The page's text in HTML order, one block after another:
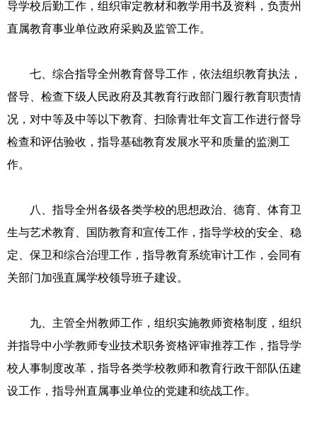
导学校后勤工作，组织审定教材和教学用书及资料，负责州
直属教育事业单位政府采购及监管工作。
七、综合指导全州教育督导工作，依法组织教育执法，
督导、检查下级人民政府及其教育行政部门履行教育职责情
况，对中等及中等以下教育、扫除青壮年文盲工作进行督导
检查和评估验收，指导基础教育发展水平和质量的监测工
作。
八、指导全州各级各类学校的思想政治、德育、体育卫
生与艺术教育、国防教育和宣传工作，指导学校的安全、稳
定、保卫和综合治理工作，指导教育系统审计工作，会同有
关部门加强直属学校领导班子建设。
九、主管全州教师工作，组织实施教师资格制度，组织
并指导中小学教师专业技术职务资格评审推荐工作，指导学
校人事制度改革，指导各类学校教师和教育行政干部队伍建
设工作，指导州直属事业单位的党建和统战工作。